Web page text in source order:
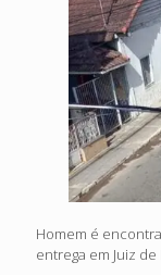
Homem é
entrega em Juiz de